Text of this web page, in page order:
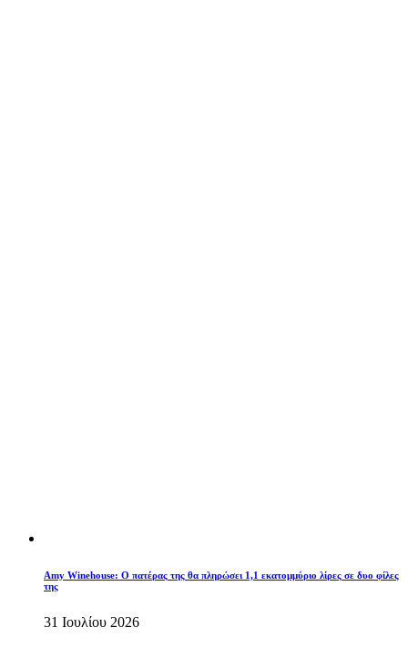
Amy Winehouse: Ο πατέρας της θα πληρώσει 1,1 εκατομμύριο λίρες σε δυο φίλες
της
31 Ιουλίου 2026